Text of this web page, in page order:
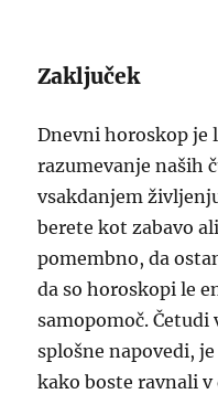
Zaključek
Dnevni horoskop je
razumevanje naših
vsakdanjem
berete kot zabavo
pomembno, da
da so horoskopi le
samopomoč.
splošne napovedi,
kako boste ravnali